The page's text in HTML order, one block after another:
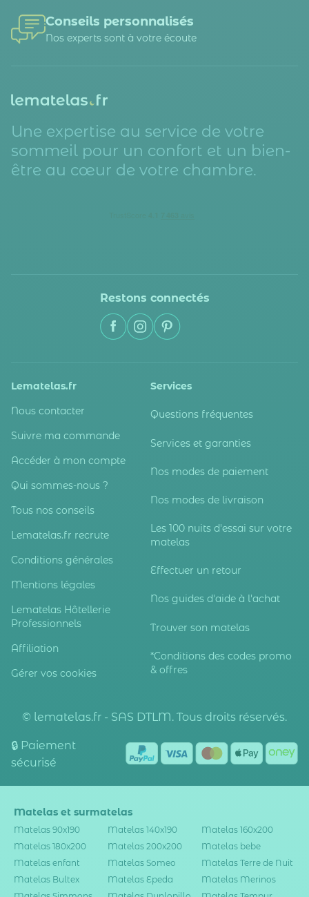
Conseils personnalisés
Nos experts sont à votre écoute
Une expertise au service de votre
sommeil pour un confort et un bien-
être au cœur de votre chambre.
Restons connectés
Lematelas.fr
Nous contacter
Suivre ma commande
Accéder à mon compte
Qui sommes-nous ?
Tous nos conseils
Lematelas.fr recrute
Conditions générales
Mentions légales
Lematelas Hôtellerie
Professionnels
Affiliation
Gérer vos cookies
Services
Questions fréquentes
Services et garanties
Nos modes de paiement
Nos modes de livraison
Les 100 nuits d'essai sur votre
matelas
Effectuer un retour
Nos guides d'aide à l'achat
Trouver son matelas
*Conditions des codes promo
& offres
© lematelas.fr - SAS DTLM. Tous droits réservés.
🔒 Paiement
sécurisé
Matelas et surmatelas
Matelas 90x190 Matelas 140x190
Matelas 160x200
Matelas 180x200
Matelas 200x200
Matelas bebe
Matelas enfant
Matelas Someo
Matelas Terre de Nuit
Matelas Bultex
Matelas Epeda
Matelas Merinos